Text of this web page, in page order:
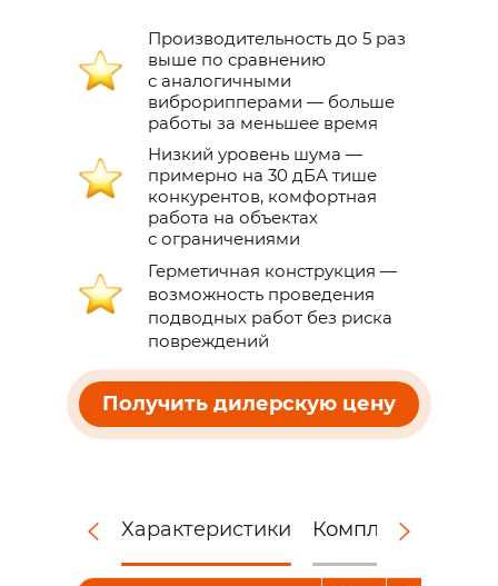
Производительность до 5 раз
выше по сравнению
с аналогичными
виброрипперами — больше
работы за меньшее время
Низкий уровень шума —
примерно на 30 дБА тише
конкурентов, комфортная
работа на объектах
с ограничениями
Герметичная конструкция —
возможность проведения
подводных работ без риска
повреждений
Получить дилерскую цену
Характеристики Комплектация